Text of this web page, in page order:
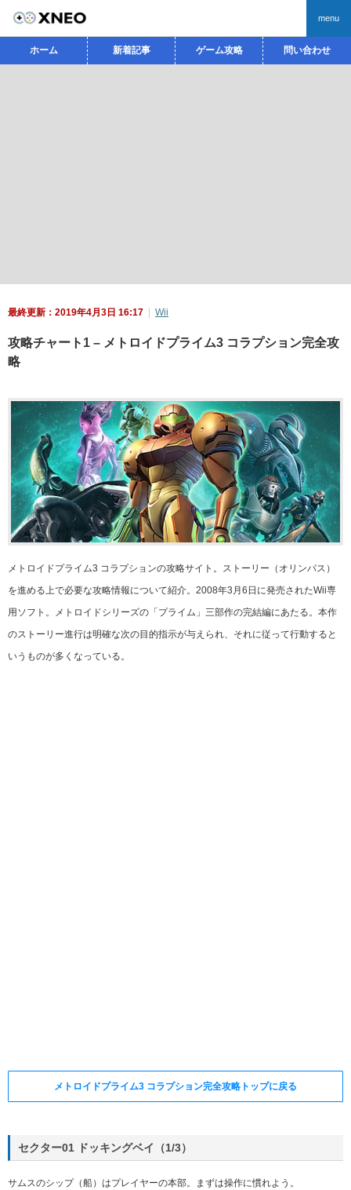
menu
ホーム 新着記事 ゲーム攻略 問い合わせ
最終更新：2019年4月3日 16:17 Wii
攻略チャート1 – メトロイドプライム3 コラプション完全攻
略
メトロイドプライム3 コラプションの攻略サイト。ストーリー（オリンパス）
を進める上で必要な攻略情報について紹介。2008年3月6日に発売されたWii専
用ソフト。メトロイドシリーズの「プライム」三部作の完結編にあたる。本作
のストーリー進行は明確な次の目的指示が与えられ、それに従って行動すると
いうものが多くなっている。
メトロイドプライム3 コラプション完全攻略トップに戻る
セクター01 ドッキングベイ（1/3）
サムスのシップ（船）はプレイヤーの本部。まずは操作に慣れよう。